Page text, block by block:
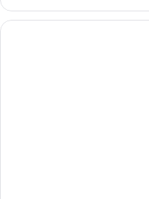
เกี่ยว
กับ
ห้อง